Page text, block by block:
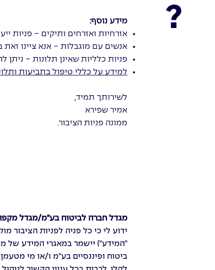
מידע נוסף:
אזרחיות ואזרחים ותיקים - פניות ייענו
אנשים עם מוגבלות - אנא ציינו זאת בטופס
פניות כלליות שאינן תלונות - ניתן
למידע על כללי טיפול בתביעות
לשירותך תמיד,
אמיר שפירא
ממונה פניות הציבור.
מגדל חברה לביטוח בע"מ/מגדל
ידוע לי כי כל פניה לפניות הציבור
"המידע") יישמר במאגרי המידע של
ביטוח ופיננסיים בע"מ ו/או מי
?